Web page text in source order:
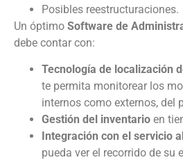
Posibles reestructuraciones.
Un óptimo Software de
debe contar con:
Tecnología de localización
te permita monitorear los
internos como externos, del
Gestión del inventario en
Integración con el servicio
pueda ver el recorrido de su